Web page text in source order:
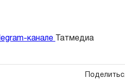
канале Татмедиа